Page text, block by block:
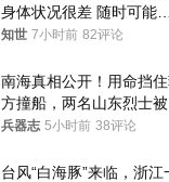
身体状况很差 随时可能离
世
知世 7小时前 82评论
南海真相公开！用命挡
方撞船，两名山东烈士被
武警最高荣誉
兵器志 5小时前 38评论
台风“白海豚”来临，浙江